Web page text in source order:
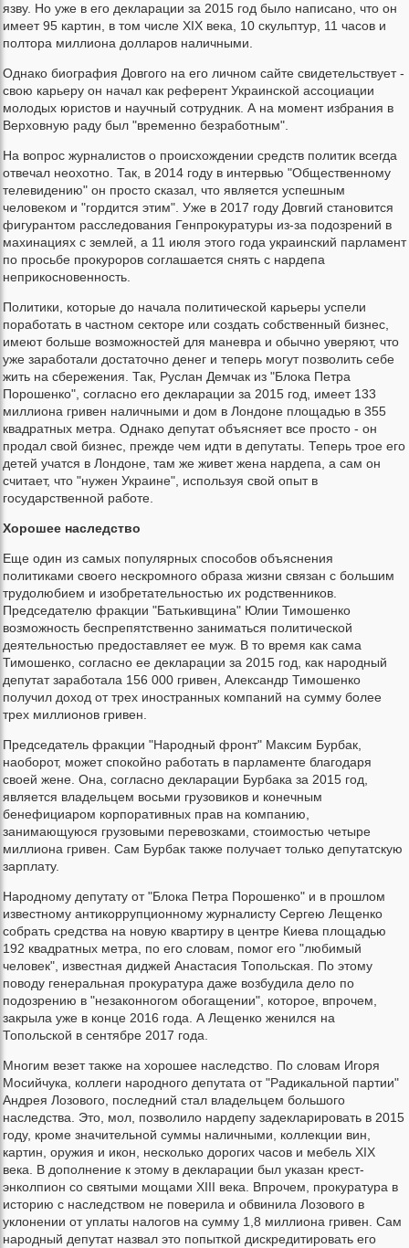
язву. Но уже в его декларации за 2015 год было написано, что он
имеет 95 картин, в том числе XIX века, 10 скульптур, 11 часов и
полтора миллиона долларов наличными.
Однако биография Довгого на его личном сайте свидетельствует -
свою карьеру он начал как референт Украинской ассоциации
молодых юристов и научный сотрудник. А на момент избрания в
Верховную раду был "временно безработным".
На вопрос журналистов о происхождении средств политик всегда
отвечал неохотно. Так, в 2014 году в интервью "Общественному
телевидению" он просто сказал, что является успешным
человеком и "гордится этим". Уже в 2017 году Довгий становится
фигурантом расследования Генпрокуратуры из-за подозрений в
махинациях с землей, а 11 июля этого года украинский парламент
по просьбе прокуроров соглашается снять с нардепа
неприкосновенность.
Политики, которые до начала политической карьеры успели
поработать в частном секторе или создать собственный бизнес,
имеют больше возможностей для маневра и обычно уверяют, что
уже заработали достаточно денег и теперь могут позволить себе
жить на сбережения. Так, Руслан Демчак из "Блока Петра
Порошенко", согласно его декларации за 2015 год, имеет 133
миллиона гривен наличными и дом в Лондоне площадью в 355
квадратных метра. Однако депутат объясняет все просто - он
продал свой бизнес, прежде чем идти в депутаты. Теперь трое его
детей учатся в Лондоне, там же живет жена нардепа, а сам он
считает, что "нужен Украине", используя свой опыт в
государственной работе.
Хорошее наследство
Еще один из самых популярных способов объяснения
политиками своего нескромного образа жизни связан с большим
трудолюбием и изобретательностью их родственников.
Председателю фракции "Батькивщина" Юлии Тимошенко
возможность беспрепятственно заниматься политической
деятельностью предоставляет ее муж. В то время как сама
Тимошенко, согласно ее декларации за 2015 год, как народный
депутат заработала 156 000 гривен, Александр Тимошенко
получил доход от трех иностранных компаний на сумму более
трех миллионов гривен.
Председатель фракции "Народный фронт" Максим Бурбак,
наоборот, может спокойно работать в парламенте благодаря
своей жене. Она, согласно декларации Бурбака за 2015 год,
является владельцем восьми грузовиков и конечным
бенефициаром корпоративных прав на компанию,
занимающуюся грузовыми перевозками, стоимостью четыре
миллиона гривен. Сам Бурбак также получает только депутатскую
зарплату.
Народному депутату от "Блока Петра Порошенко" и в прошлом
известному антикоррупционному журналисту Сергею Лещенко
собрать средства на новую квартиру в центре Киева площадью
192 квадратных метра, по его словам, помог его "любимый
человек", известная диджей Анастасия Топольская. По этому
поводу генеральная прокуратура даже возбудила дело по
подозрению в "незаконногом обогащении", которое, впрочем,
закрыла уже в конце 2016 года. А Лещенко женился на
Топольской в сентябре 2017 года.
Многим везет также на хорошее наследство. По словам Игоря
Мосийчука, коллеги народного депутата от "Радикальной партии"
Андрея Лозового, последний стал владельцем большого
наследства. Это, мол, позволило нардепу задекларировать в 2015
году, кроме значительной суммы наличными, коллекции вин,
картин, оружия и икон, несколько дорогих часов и мебель XIX
века. В дополнение к этому в декларации был указан крест-
энколпион со святыми мощами XIII века. Впрочем, прокуратура в
историю с наследством не поверила и обвинила Лозового в
уклонении от уплаты налогов на сумму 1,8 миллиона гривен. Сам
народный депутат назвал это попыткой дискредитировать его